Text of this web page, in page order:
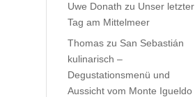
Uwe Donath zu Unser letzter
Tag am Mittelmeer
Thomas zu San Sebastián
kulinarisch –
Degustationsmenü und
Aussicht vom Monte Igueldo